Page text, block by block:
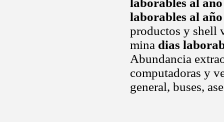
laborables al año
laborables al año
productos y shell
mina dias
Abundancia
computadoras y
general, buses,